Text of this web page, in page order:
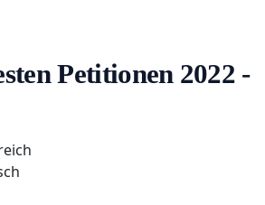
Petitionen 2022 -